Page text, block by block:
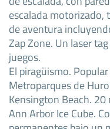
escalada motorizado,
de aventura
Zap Zone. Un laser
juegos.
El piragüismo.
Metroparques de
Kensington Beach.
Ann Arbor Ice Cube.